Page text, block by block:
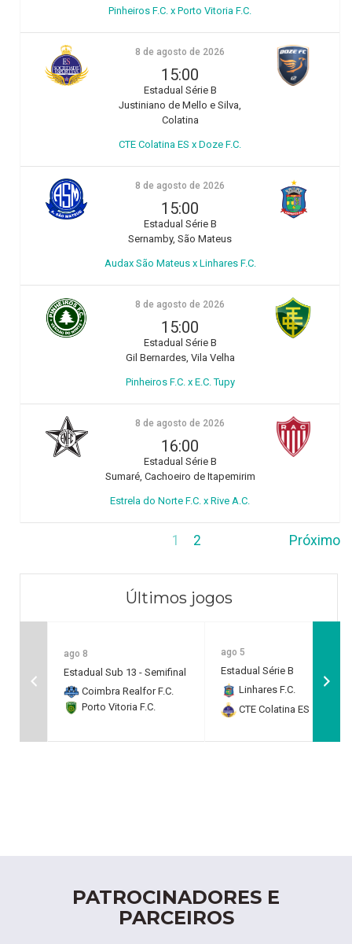
Pinheiros F.C. x Porto Vitoria F.C.
8 de agosto de 2026
15:00
Estadual Série B
Justiniano de Mello e Silva,
Colatina
CTE Colatina ES x Doze F.C.
8 de agosto de 2026
15:00
Estadual Série B
Sernamby, São Mateus
Audax São Mateus x Linhares F.C.
8 de agosto de 2026
15:00
Estadual Série B
Gil Bernardes, Vila Velha
Pinheiros F.C. x E.C. Tupy
8 de agosto de 2026
16:00
Estadual Série B
Sumaré, Cachoeiro de Itapemirim
Estrela do Norte F.C. x Rive A.C.
1 2 Próximo
Últimos jogos
ago 8
Estadual Sub 13 - Semifinal
Coimbra Realfor F.C.
Porto Vitoria F.C.
ago 5
Estadual Série B
Linhares F.C.
CTE Colatina ES
PATROCINADORES E
PARCEIROS